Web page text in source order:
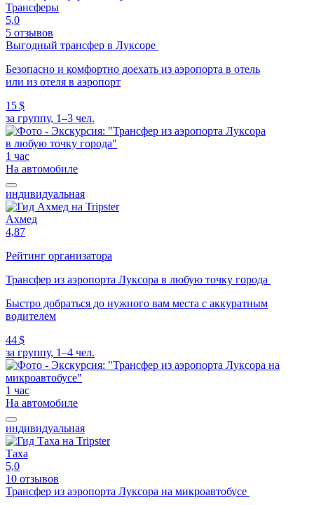
Трансферы
5,0
5 отзывов
Выгодный трансфер в Луксоре
Безопасно и комфортно доехать из аэропорта в отель
или из отеля в аэропорт
15 $
за группу, 1–3 чел.
1 час
На автомобиле
индивидуальная
Ахмед
4,87
Рейтинг организатора
Трансфер из аэропорта Луксора в любую точку города
Быстро добраться до нужного вам места с аккуратным
водителем
44 $
за группу, 1–4 чел.
1 час
На автомобиле
индивидуальная
Таха
5,0
10 отзывов
Трансфер из аэропорта Луксора на микроавтобусе